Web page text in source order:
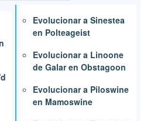
Evolucionar a Sinestea
en Polteageist
Evolucionar a Linoone
de Galar en Obstagoon
Evolucionar a Piloswine
en Mamoswine